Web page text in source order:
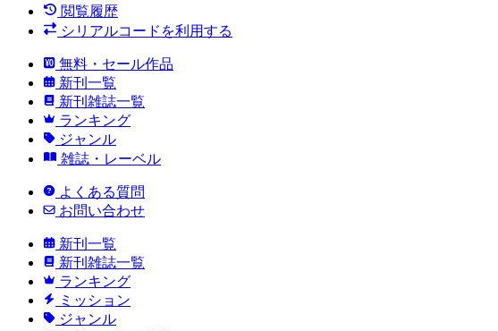
閲覧履歴
シリアルコードを利用する
無料・セール作品
新刊一覧
新刊雑誌一覧
ランキング
ジャンル
雑誌・レーベル
よくある質問
お問い合わせ
新刊一覧
新刊雑誌一覧
ランキング
ミッション
ジャンル